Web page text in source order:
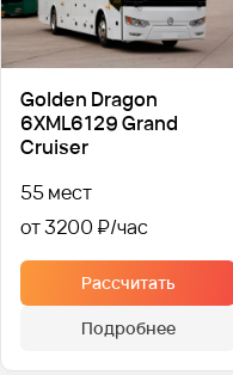
Golden Dragon
6XML6129 Grand
Cruiser
55 мест
от 3200 ₽
Рассчитать
Подробнее